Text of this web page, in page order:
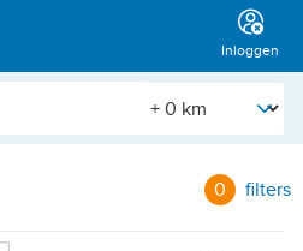
Inloggen
[Straal]
0 filters